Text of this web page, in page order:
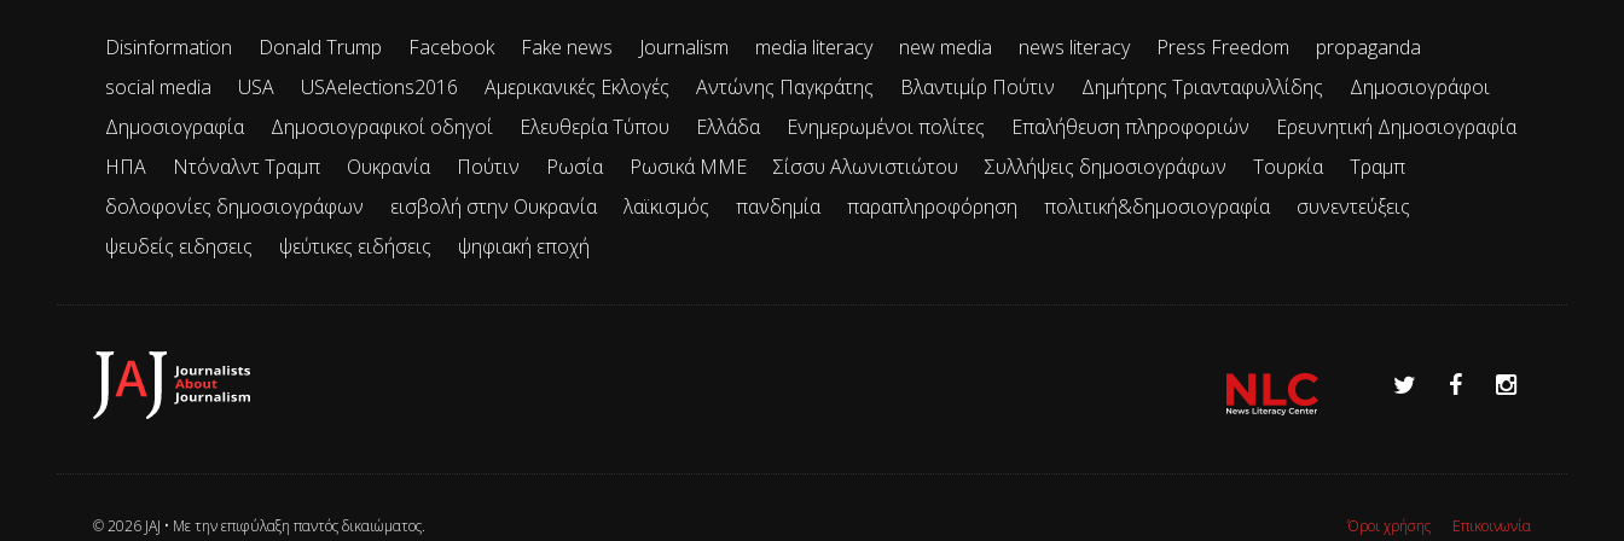
Disinformation Donald Trump Facebook Fake news Journalism media literacy new media news literacy Press Freedom
propaganda
social media
USA USAelections2016 Αμερικανικές Εκλογές Αντώνης Παγκράτης Βλαντιμίρ Πούτιν Δημήτρης Τριανταφυλλίδης
Δημοσιογράφοι
Δημοσιογραφία
Δημοσιογραφικοί οδηγοί Ελευθερία Τύπου Ελλάδα Ενημερωμένοι πολίτες Επαλήθευση πληροφοριών
Ερευνητική Δημοσιογραφία
ΗΠΑ
Ντόναλντ Τραμπ Ουκρανία Πούτιν Ρωσία Ρωσικά ΜΜΕ Σίσσυ Αλωνιστιώτου Συλλήψεις δημοσιογράφων Τουρκία
Τραμπ
δολοφονίες δημοσιογράφων
εισβολή στην Ουκρανία λαϊκισμός πανδημία παραπληροφόρηση πολιτική&δημοσιογραφία
συνεντεύξεις
ψευδείς ειδησεις
ψεύτικες ειδήσεις ψηφιακή εποχή
© 2026 JAJ • Mε την επιφύλαξη παντός δικαιώματος. Όροι χρήσης Επικοινωνία